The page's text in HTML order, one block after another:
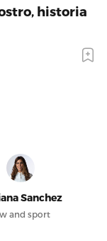
historia
Sanchez
and sport